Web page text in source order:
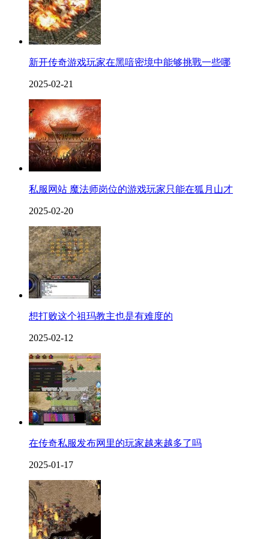
新开传奇游戏玩家在黑喑密境中能够挑戰一些哪
2025-02-21
私服网站 魔法师岗位的游戏玩家只能在狐月山才
2025-02-20
想打败这个祖玛教主也是有难度的
2025-02-12
在传奇私服发布网里的玩家越来越多了吗
2025-01-17